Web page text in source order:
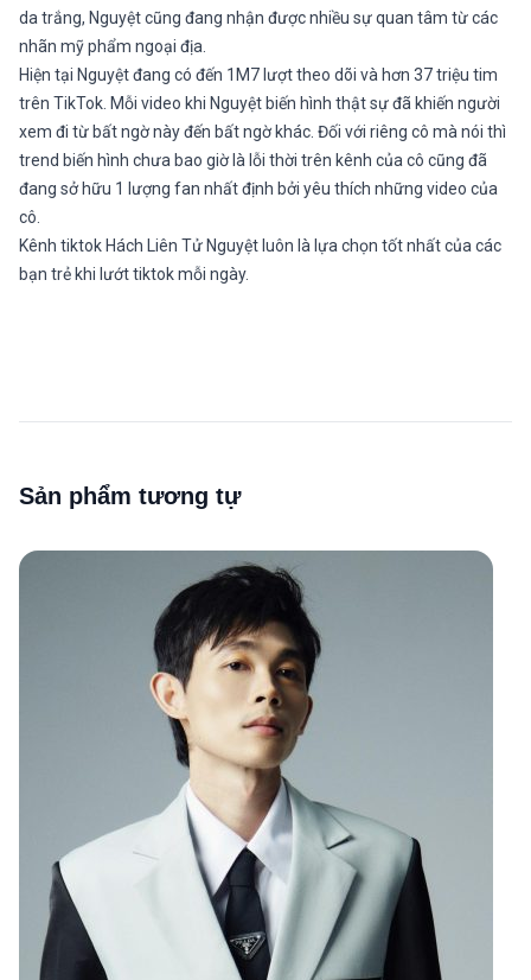
da trắng, Nguyệt cũng đang nhận được nhiều sự quan tâm từ các
nhãn mỹ phẩm ngoại địa.
Hiện tại Nguyệt đang có đến 1M7 lượt theo dõi và hơn 37 triệu tim
trên TikTok. Mỗi video khi Nguyệt biến hình thật sự đã khiến người
xem đi từ bất ngờ này đến bất ngờ khác. Đối với riêng cô mà nói thì
trend biến hình chưa bao giờ là lỗi thời trên kênh của cô cũng đã
đang sở hữu 1 lượng fan nhất định bởi yêu thích những video của
cô.
Kênh tiktok Hách Liên Tử Nguyệt luôn là lựa chọn tốt nhất của các
bạn trẻ khi lướt tiktok mỗi ngày.
Sản phẩm tương tự